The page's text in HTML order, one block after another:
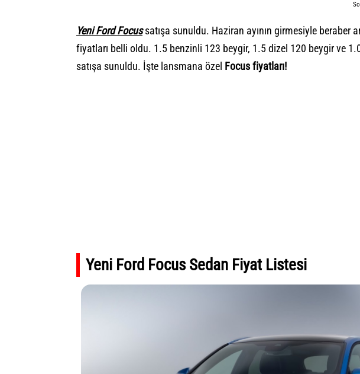
Yeni Ford Focussatışa sunuldu. Haziran ayının girmesiyle beraber
fiyatları belli oldu. 1.5 benzinli 123 beygir, 1.5 dizel 120 beygir ve
satışa sunuldu. İşte lansmana özel Focus fiyatları!
Yeni Ford Focus Sedan Fiyat Listesi